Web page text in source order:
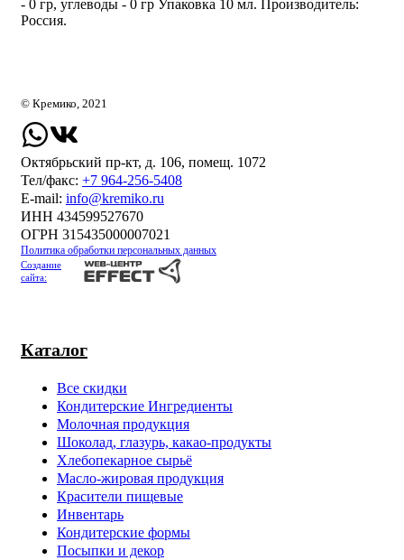
- 0 гр, углеводы - 0 гр Упаковка 10 мл. Производитель:
Россия.
Каталог
Все скидки
Кондитерские Ингредиенты
Молочная продукция
Шоколад, глазурь, какао-продукты
Хлебопекарное сырьё
Масло-жировая продукция
Красители пищевые
Инвентарь
Кондитерские формы
Посыпки и декор
© Кремико, 2021
Октябрьский пр-кт, д. 106, помещ. 1072
Тел/факс: +7 964-256-5408
Е-mail: info@kremiko.ru
ИНН 434599527670
ОГРН 315435000007021
Политика обработки персональных данных
Создание
сайта: